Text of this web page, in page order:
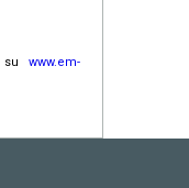
suwww.em-